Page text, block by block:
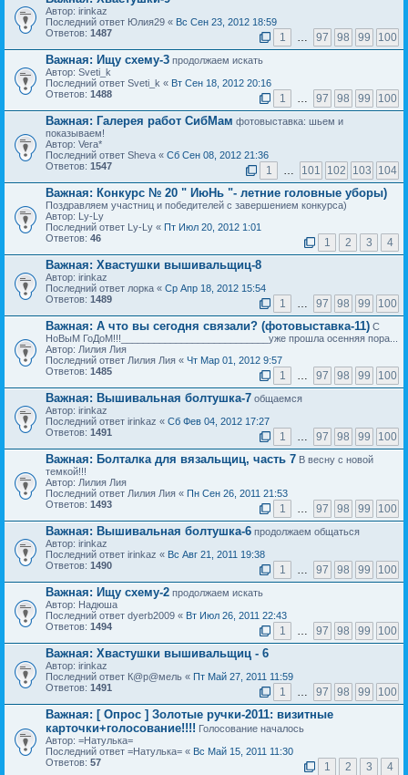
Автор: irinkaz
Последний ответ Юлия29 « Вс Сен 23, 2012 18:59
Ответов: 1487 1 … 97 98 99 100
Важная: Ищу схему-3 продолжаем искать
Автор: Sveti_k
Последний ответ Sveti_k « Вт Сен 18, 2012 20:16
Ответов: 1488 1 … 97 98 99 100
Важная: Галерея работ СибМам фотовыставка: шьем и
показываем!
Автор: Vera*
Последний ответ Sheva « Сб Сен 08, 2012 21:36
Ответов: 1547 1 … 101 102 103 104
Важная: Конкурс № 20 " ИюНь "- летние головные уборы)
Поздравляем участниц и победителей с завершением конкурса)
Автор: Ly-Ly
Последний ответ Ly-Ly « Пт Июл 20, 2012 1:01
Ответов: 46 1 2 3 4
Важная: Хвастушки вышивальщиц-8
Автор: irinkaz
Последний ответ лорка « Ср Апр 18, 2012 15:54
Ответов: 1489 1 … 97 98 99 100
Важная: А что вы сегодня связали? (фотовыставка-11) С
НоВыМ ГоДоМ!!!___________________________уже прошла осенняя пора...
Автор: Лилия Лия
Последний ответ Лилия Лия « Чт Мар 01, 2012 9:57
Ответов: 1485 1 … 97 98 99 100
Важная: Вышивальная болтушка-7 общаемся
Автор: irinkaz
Последний ответ irinkaz « Сб Фев 04, 2012 17:27
Ответов: 1491 1 … 97 98 99 100
Важная: Болталка для вязальщиц, часть 7 В весну с новой
темкой!!!
Автор: Лилия Лия
Последний ответ Лилия Лия « Пн Сен 26, 2011 21:53
Ответов: 1493 1 … 97 98 99 100
Важная: Вышивальная болтушка-6 продолжаем общаться
Автор: irinkaz
Последний ответ irinkaz « Вс Авг 21, 2011 19:38
Ответов: 1490 1 … 97 98 99 100
Важная: Ищу схему-2 продолжаем искать
Автор: Надюша
Последний ответ dyerb2009 « Вт Июл 26, 2011 22:43
Ответов: 1494 1 … 97 98 99 100
Важная: Хвастушки вышивальщиц - 6
Автор: irinkaz
Последний ответ К@р@мель « Пт Май 27, 2011 11:59
Ответов: 1491 1 … 97 98 99 100
Важная: [ Опрос ] Золотые ручки-2011: визитные
карточки+голосование!!!! Голосование началось
Автор: =Натулька=
Последний ответ =Натулька= « Вс Май 15, 2011 11:30
Ответов: 57 1 2 3 4